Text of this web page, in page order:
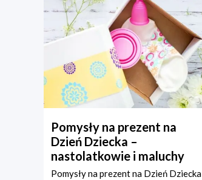
Pomysły na prezent na
Dzień Dziecka –
nastolatkowie i maluchy
Pomysły na prezent na Dzień Dziecka